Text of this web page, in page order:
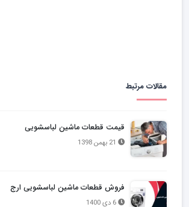
مقالات مرتبط
قیمت قطعات ماشین لباسشویی
فروش قطعات ماشین لباسشویی ارج